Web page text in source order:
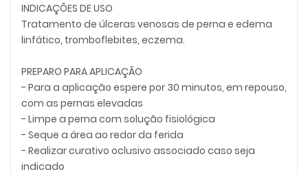
INDICAÇÕES DE USO
Tratamento de úlceras venosas de perna e edema
linfático, tromboflebites, eczema.
PREPARO PARA APLICAÇÃO
- Para a aplicação espere por 30 minutos, em repouso,
com as pernas elevadas
- Limpe a perna com solução fisiológica
- Seque a área ao redor da ferida
- Realizar curativo oclusivo associado caso seja
indicado